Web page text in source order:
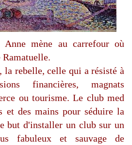
mène au carrefour où
la rebelle, celle qui a résisté à
financières, magnats
ou tourisme. Le club med
et des mains pour séduire la
but d'installer un club sur un
fabuleux et sauvage de